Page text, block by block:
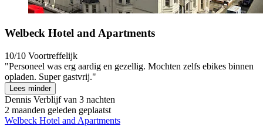
Welbeck Hotel and Apartments
10/10 Voortreffelijk
"Personeel was erg aardig en gezellig. Mochten zelfs ebikes binnen
opladen. Super gastvrij."
Lees minder
Dennis Verblijf van 3 nachten
2 maanden geleden geplaatst
Welbeck Hotel and Apartments